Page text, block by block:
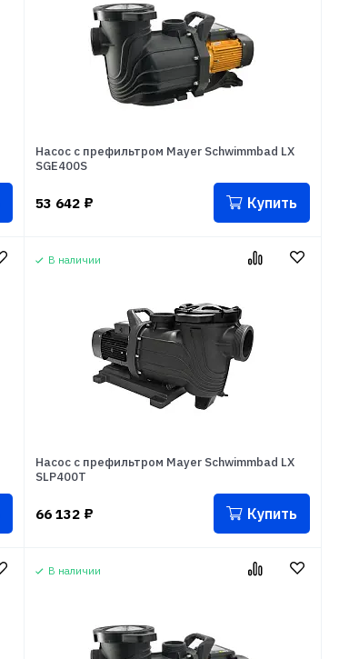
Насос с префильтром Mayer Schwimmbad LX
SGE400S
53 642 ₽ Купить
В наличии
Насос с префильтром Mayer Schwimmbad LX
SLP400T
66 132 ₽ Купить
В наличии